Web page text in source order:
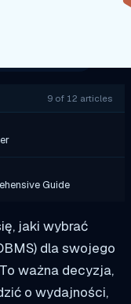
9 of 12 articles
Guide
jaki wybrać
dla swojego
ważna decyzja,
o wydajności,